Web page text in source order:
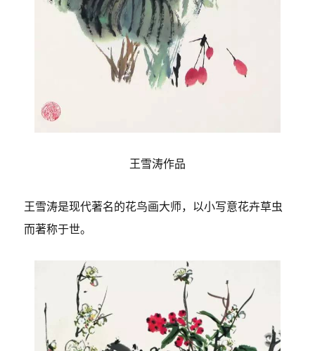
王雪涛作品
王雪涛是现代著名的花鸟画大师，以小写意花卉草虫
而著称于世。